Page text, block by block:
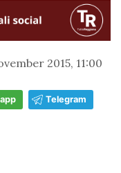
2015, 11:00
Telegram